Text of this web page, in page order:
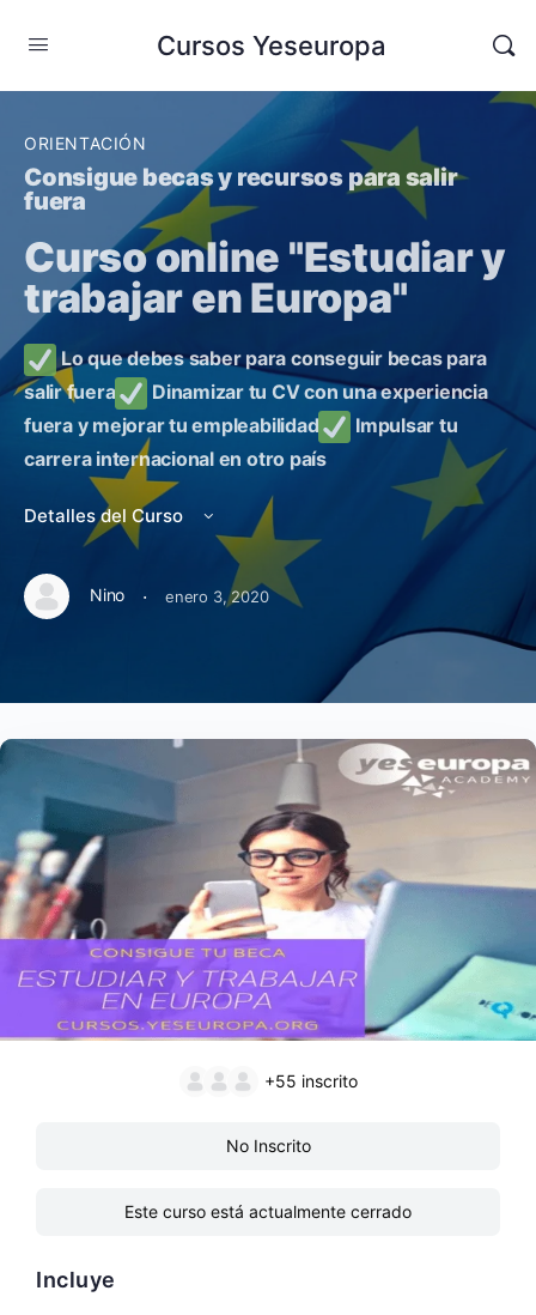
Cursos Yeseuropa
ORIENTACIÓN
Consigue becas y recursos para salir
fuera
Curso online "Estudiar y
trabajar en Europa"
Lo que debes saber para conseguir becas para
salir fuera
Dinamizar tu CV con una experiencia
fuera y mejorar tu empleabilidad
Impulsar tu
carrera internacional en otro país
Detalles del Curso
Nino · enero 3, 2020
+55 inscrito
No Inscrito
Este curso está actualmente cerrado
Incluye